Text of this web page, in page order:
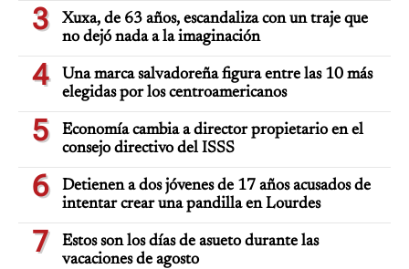
3
Xuxa, de 63 años, escandaliza con un traje que
no dejó nada a la imaginación
4
Una marca salvadoreña figura entre las 10 más
elegidas por los centroamericanos
5
Economía cambia a director propietario en el
consejo directivo del ISSS
6
Detienen a dos jóvenes de 17 años acusados de
intentar crear una pandilla en Lourdes
7
Estos son los días de asueto durante las
vacaciones de agosto